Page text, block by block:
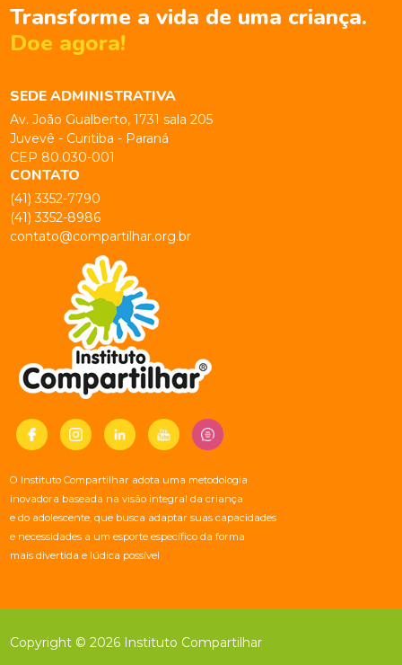
Transforme a vida de uma criança.
Doe agora!
SEDE ADMINISTRATIVA
Av. João Gualberto, 1731 sala 205
Juvevê - Curitiba - Paraná
CEP 80.030-001
CONTATO
(41) 3352-7790
(41) 3352-8986
contato@compartilhar.org.br
O Instituto Compartilhar adota uma metodologia
inovadora baseada na visão integral da criança
e do adolescente, que busca adaptar suas capacidades
e necessidades a um esporte específico da forma
mais divertida e lúdica possível
Copyright © 2026 Instituto Compartilhar